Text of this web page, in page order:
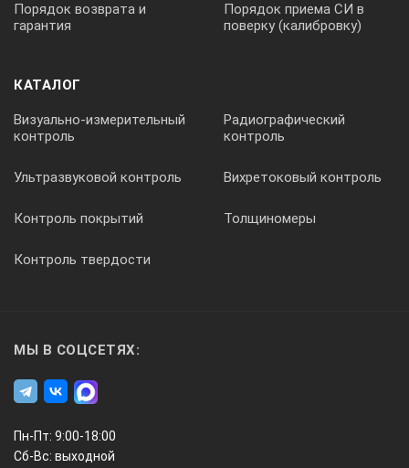
Порядок возврата и
гарантия
Порядок приема СИ в
поверку (калибровку)
КАТАЛОГ
Визуально-измерительный
контроль
Радиографический
контроль
Ультразвуковой контроль Вихретоковый контроль
Контроль покрытий Толщиномеры
Контроль твердости
МЫ В СОЦСЕТЯХ:
Пн-Пт: 9:00-18:00
Сб-Вс: выходной